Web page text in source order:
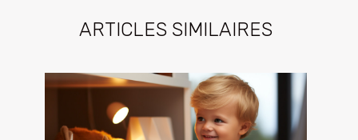
ARTICLES SIMILAIRES